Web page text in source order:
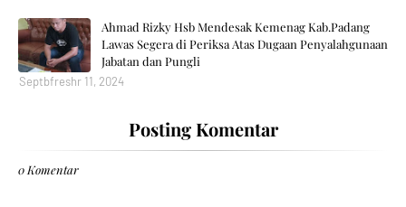
Ahmad Rizky Hsb Mendesak Kemenag Kab.Padang
Lawas Segera di Periksa Atas Dugaan Penyalahgunaan
Jabatan dan Pungli
Septbfreshr 11, 2024
Posting Komentar
0 Komentar